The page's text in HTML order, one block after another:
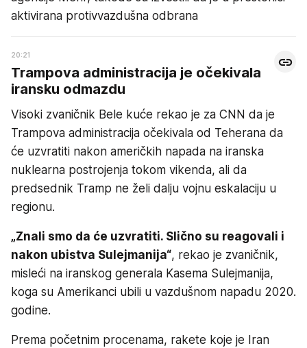
aktivirana protivvazdušna odbrana
20:21
Trampova administracija je očekivala
iransku odmazdu
Visoki zvaničnik Bele kuće rekao je za CNN da je
Trampova administracija očekivala od Teherana da
će uzvratiti nakon američkih napada na iranska
nuklearna postrojenja tokom vikenda, ali da
predsednik Tramp ne želi dalju vojnu eskalaciju u
regionu.
„Znali smo da će uzvratiti. Slično su reagovali i
nakon ubistva Sulejmanija“, rekao je zvaničnik,
misleći na iranskog generala Kasema Sulejmanija,
koga su Amerikanci ubili u vazdušnom napadu 2020.
godine.
Prema početnim procenama, rakete koje je Iran